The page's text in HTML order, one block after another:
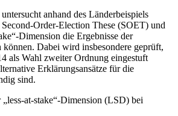
anhand des Länderbeispiels
Order-Election These (SOET) und
Dimension die Ergebnisse der
Dabei wird insbesondere geprüft,
als Wahl zweiter Ordnung eingestuft
Erklärungsansätze für die
sind.
at-stake“-Dimension (LSD) bei